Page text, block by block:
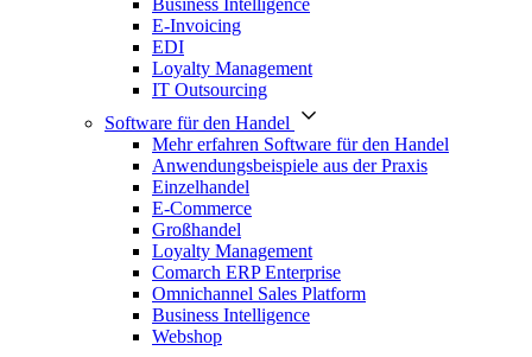
Business Intelligence
E-Invoicing
EDI
Loyalty Management
IT Outsourcing
Software für den Handel
Mehr erfahren Software für den Handel
Anwendungsbeispiele aus der Praxis
Einzelhandel
E-Commerce
Großhandel
Loyalty Management
Comarch ERP Enterprise
Omnichannel Sales Platform
Business Intelligence
Webshop